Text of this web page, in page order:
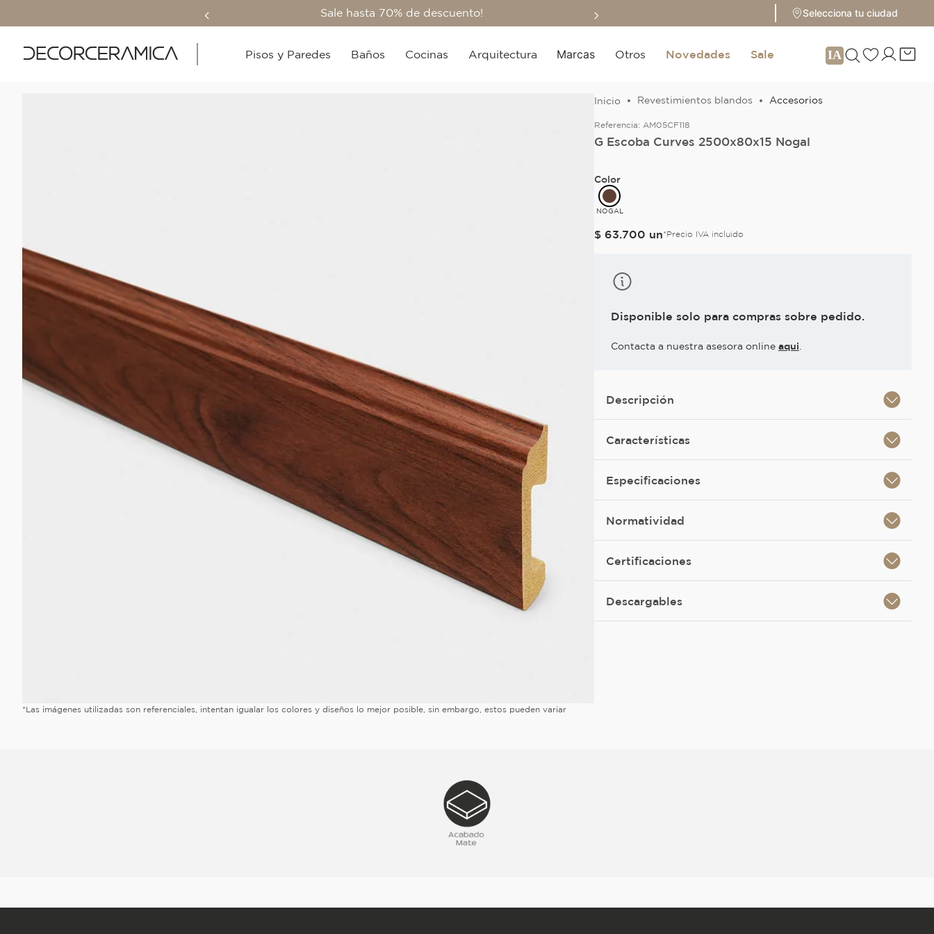
Sale hasta 70% de descuento! Selecciona tu ciudad
Pisos y Paredes Baños Cocinas Arquitectura Marcas Otros Novedades Sale
*Las imágenes utilizadas son referenciales, intentan igualar los colores y diseños lo mejor posible, sin embargo, estos pueden variar
Revestimientos blandos Accesorios
Referencia: AM05CF118
G Escoba Curves 2500x80x15 Nogal
Color
NOGAL
$ 63.700 un*Precio IVA incluido
Disponible solo para compras sobre pedido.
Contacta a nuestra asesora online aqui
Descripción
Características
Especificaciones
Normatividad
Certificaciones
Descargables